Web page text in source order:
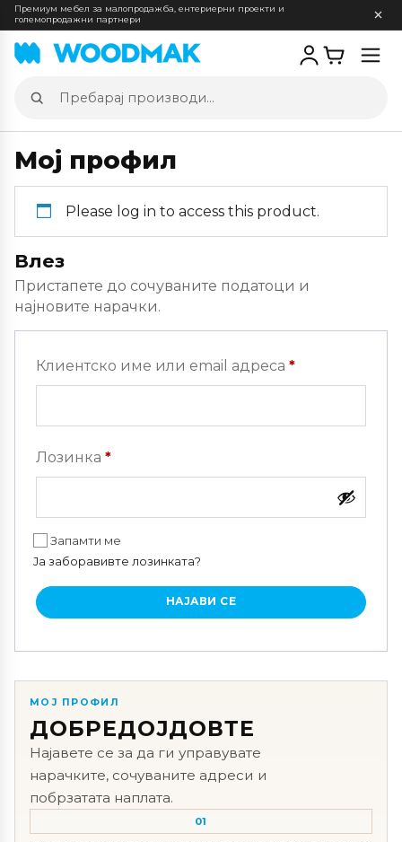
Премиум мебел за малопродажба, ентериерни проекти и
големопродажни партнери
Пребарај
производи
Мој профил
Please log in to access this product.
Влез
Пристапете до сочуваните податоци и
најновите нарачки.
Клиентско име или email адреса *
Лозинка *Задолжително
Запамти ме
Ја заборавивте лозинката?
НАЈАВИ СЕ
МОЈ ПРОФИЛ
ДОБРЕДОЈДОВТЕ
Најавете се за да ги управувате
нарачките, сочуваните адреси и
побрзатата наплата.
01